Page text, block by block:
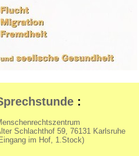
:
Schlachthof 59, 76131 Karlsruhe
im Hof, 1.Stock)